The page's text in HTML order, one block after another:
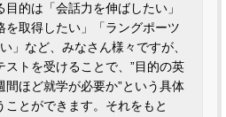
的は「会話力を伸ばしたい」
を取得したい」「ラングポーツ
」など、みなさん様々ですが、
トを受けることで、”目的の英
ほど就学が必要か”という具体
ことができます。それをもと